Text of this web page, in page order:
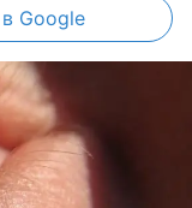
Google